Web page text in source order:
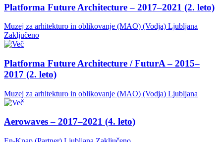
Platforma Future Architecture – 2017–2021 (2. leto)
Muzej za arhitekturo in oblikovanje (MAO) (Vodja) Ljubljana
Zaključeno
Platforma Future Architecture / FuturA – 2015–
2017 (2. leto)
Muzej za arhitekturo in oblikovanje (MAO) (Vodja) Ljubljana
Aerowaves – 2017–2021 (4. leto)